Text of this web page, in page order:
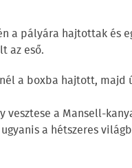
a pályára hajtottak és
az eső.
a boxba hajtott, majd
vesztese a Mansell-
a hétszeres